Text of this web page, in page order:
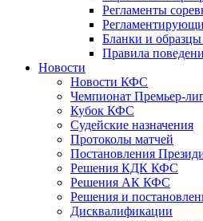
Регламенты
Бланки и
Правила
Новости
Новости КФС
Чемпионат Премьер-
Кубок КФС
Судейские назначения
Протоколы матчей
Постановления
Решения КДК КФС
Решения АК КФС
Решения и
Дисквалификации